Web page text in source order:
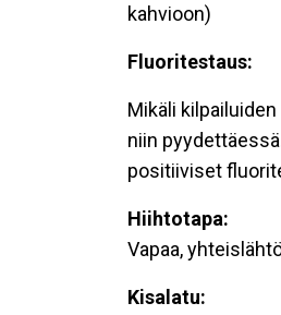
kahvioon)
Fluoritestaus:
Mikäli
niin
positiiviset
Hiihtotapa:
Vapaa,
Kisalatu: